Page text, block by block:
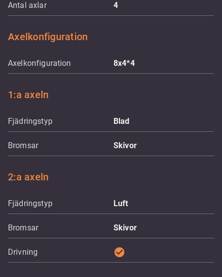
Antal axlar 4
Axelkonfiguration
Axelkonfiguration 8x4*4
1:a axeln
Fjädringstyp Blad
Bromsar Skivor
2:a axeln
Fjädringstyp Luft
Bromsar Skivor
Drivning check_circle